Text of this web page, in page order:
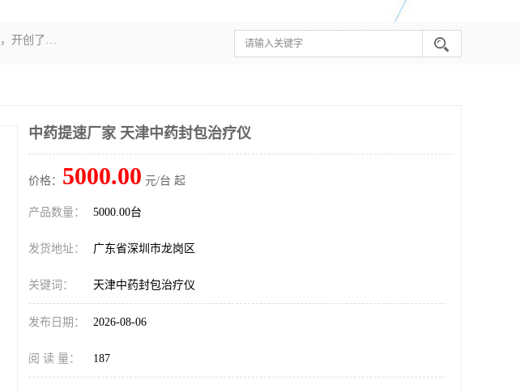
深圳运康达华科技有限公司是一家致力于健康健康产业的现代化企业，已经走过了15个春秋，开创了中医外用发展的新未来，是专业从事中医医疗仪器的研发、生产、销售、服务为一体的子公司，在医疗器械的设计、开发和生产方面率先引进国际先进技术和好的科技人员，先后开发出了场效应治疗仪、多功能治疗仪、颈椎治疗仪、腰椎治疗仪、增效垫等多个系列。
中药提速厂家 天津中药封包治疗仪
价格： 5000.00 元/台 起
产品数量： 5000.00台
发货地址： 广东省深圳市龙岗区
关键词： 天津中药封包治疗仪
发布日期： 2026-08-06
阅 读 量： 187